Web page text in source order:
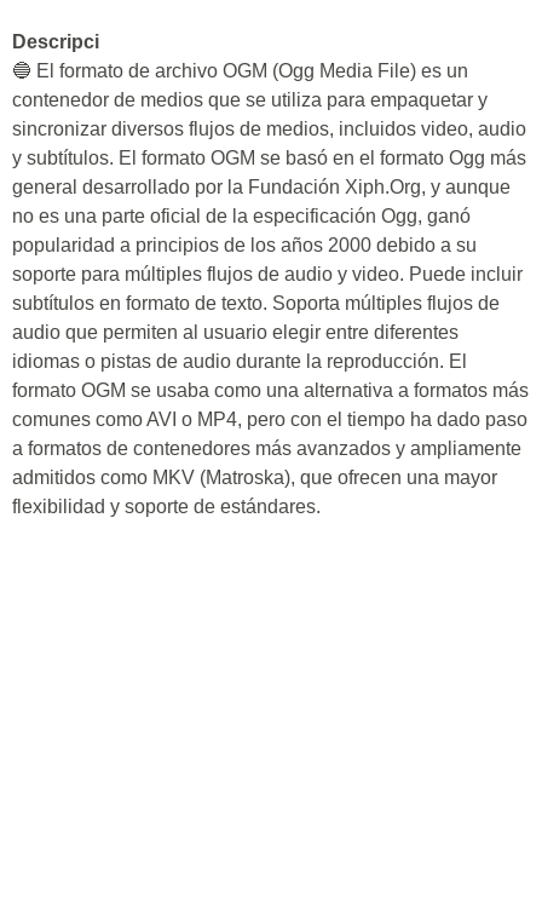
Descripci
🔵 El formato de archivo OGM (Ogg Media File) es un
contenedor de medios que se utiliza para empaquetar y
sincronizar diversos flujos de medios, incluidos video, audio
y subtítulos. El formato OGM se basó en el formato Ogg más
general desarrollado por la Fundación Xiph.Org, y aunque
no es una parte oficial de la especificación Ogg, ganó
popularidad a principios de los años 2000 debido a su
soporte para múltiples flujos de audio y video. Puede incluir
subtítulos en formato de texto. Soporta múltiples flujos de
audio que permiten al usuario elegir entre diferentes
idiomas o pistas de audio durante la reproducción. El
formato OGM se usaba como una alternativa a formatos más
comunes como AVI o MP4, pero con el tiempo ha dado paso
a formatos de contenedores más avanzados y ampliamente
admitidos como MKV (Matroska), que ofrecen una mayor
flexibilidad y soporte de estándares.